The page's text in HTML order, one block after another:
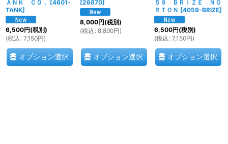
ＡＮＫ ＣＯ． [4601-
TANK]
6,500円(税別)
(税込 : 7,150円)
オプション選択
[26870]
8,000円(税別)
(税込 : 8,800円)
オプション選択
５９ ＢＲＩＺＥ ＮＯ
ＲＴＯＮ [4059-BRIZE]
6,500円(税別)
(税込 : 7,150円)
オプション選択